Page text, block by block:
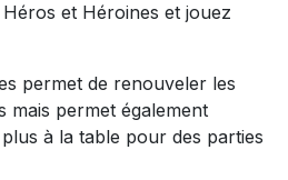
et Héroines et jouez
permet de renouveler les
mais permet également
à la table pour des parties